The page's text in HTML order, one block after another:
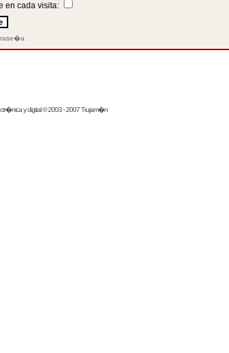
en cada visita:
y digital © 2003 - 2007 Trujam�n